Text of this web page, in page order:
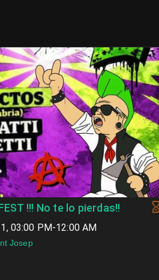
!!! No te lo pierdas!!
03:00 PM-12:00 AM
Josep